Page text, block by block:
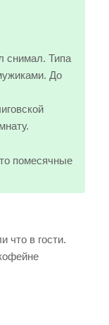
снимал. Типа
До
помесячные
что в гости.